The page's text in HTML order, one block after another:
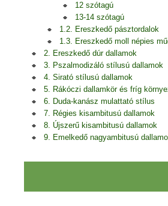
12 szótagú
13-14 szótagú
1.2. Ereszkedő pásztordalok
1.3. Ereszkedő moll népies
2. Ereszkedő dúr dallamok
3. Pszalmodizáló stílusú dallamok
4. Sirató stílusú dallamok
5. Rákóczi dallamkör és fríg
6. Duda-kanász mulattató stílus
7. Régies kisambitusú dallamok
8. Újszerű kisambitusú dallamok
9. Emelkedő nagyambitusú